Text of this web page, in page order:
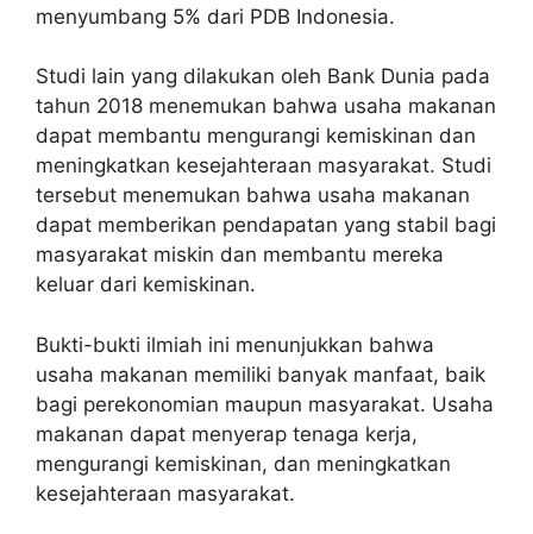
menyumbang 5% dari PDB Indonesia.
Studi lain yang dilakukan oleh Bank Dunia pada
tahun 2018 menemukan bahwa usaha makanan
dapat membantu mengurangi kemiskinan dan
meningkatkan kesejahteraan masyarakat. Studi
tersebut menemukan bahwa usaha makanan
dapat memberikan pendapatan yang stabil bagi
masyarakat miskin dan membantu mereka
keluar dari kemiskinan.
Bukti-bukti ilmiah ini menunjukkan bahwa
usaha makanan memiliki banyak manfaat, baik
bagi perekonomian maupun masyarakat. Usaha
makanan dapat menyerap tenaga kerja,
mengurangi kemiskinan, dan meningkatkan
kesejahteraan masyarakat.